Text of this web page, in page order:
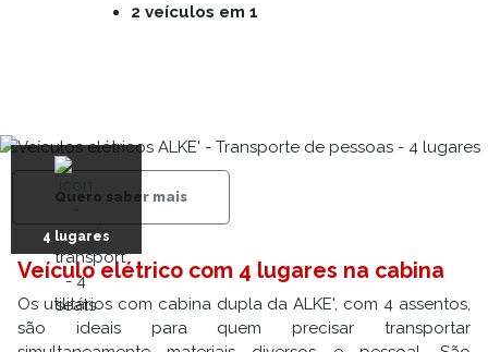
2 veículos em 1
4 lugares
Quero saber mais
Veículo elétrico com 4 lugares na cabina
Os utilitários com cabina dupla da ALKE', com 4 assentos,
são ideais para quem precisar transportar